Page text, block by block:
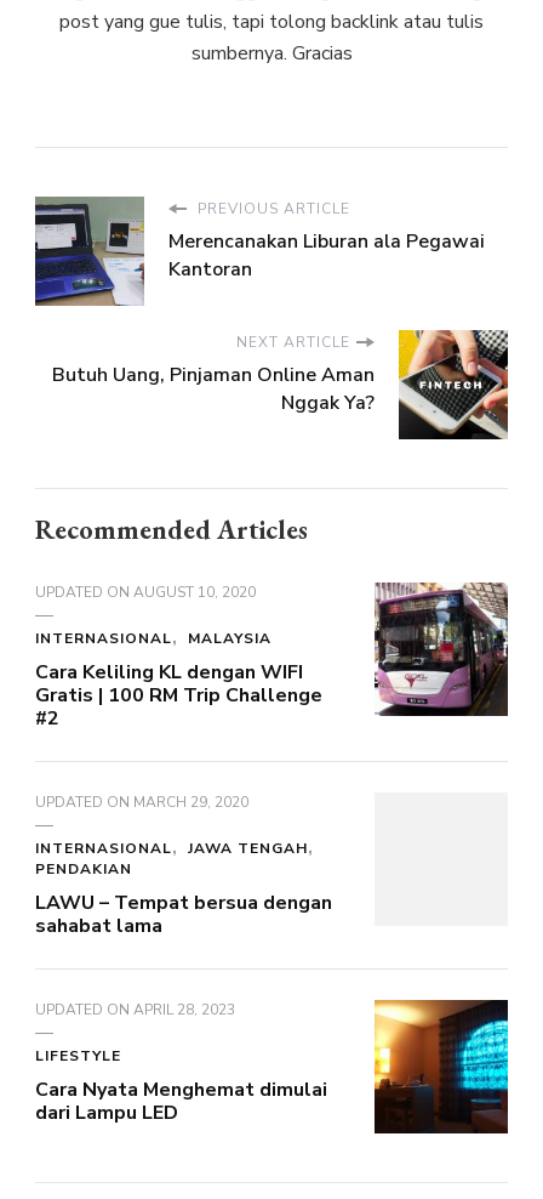
post yang gue tulis, tapi tolong backlink atau tulis
sumbernya. Gracias
PREVIOUS ARTICLE
Merencanakan Liburan ala Pegawai
Kantoran
NEXT ARTICLE
Butuh Uang, Pinjaman Online Aman
Nggak Ya?
Recommended Articles
UPDATED ON AUGUST 10, 2020
INTERNASIONAL MALAYSIA
Cara Keliling KL dengan WIFI
Gratis | 100 RM Trip Challenge
#2
UPDATED ON MARCH 29, 2020
INTERNASIONAL
JAWA TENGAH
PENDAKIAN
LAWU – Tempat bersua dengan
sahabat lama
UPDATED ON APRIL 28, 2023
LIFESTYLE
Cara Nyata Menghemat dimulai
dari Lampu LED